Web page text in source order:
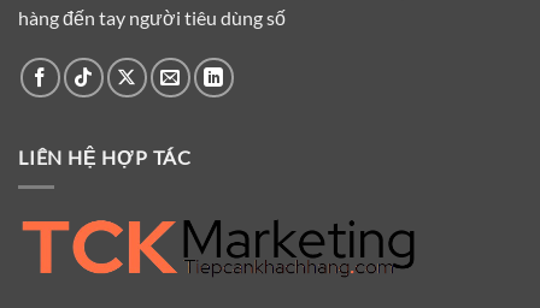
hàng đến tay người tiêu dùng số
LIÊN HỆ HỢP TÁC